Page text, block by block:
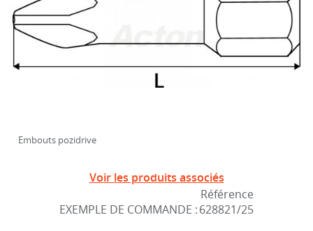
Embouts pozidrive
Voir les produits associés
EXEMPLE DE COMMANDE :
Référence
628821/25